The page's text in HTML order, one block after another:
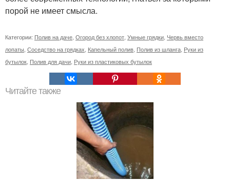
порой не имеет смысла.
Категории: Полив на даче Огород без хлопот Умные грядки Червь вместо
лопаты Соседство на грядках Капельный полив Полив из шланга Руки из
бутылок Полив для дачи Руки из пластиковых бутылок
Читайте также